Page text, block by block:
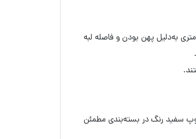
هستید، آبرنگ پریمو با قرص‌های 25 و 30 میلی‌متری را انتخاب کنید. آبرنگ پریمو با قرص‌های 44 میلی‌متری به‌دلیل پهن بودن و فاصله لبه
سفید رنگ در بسته‌بندی مطمئن